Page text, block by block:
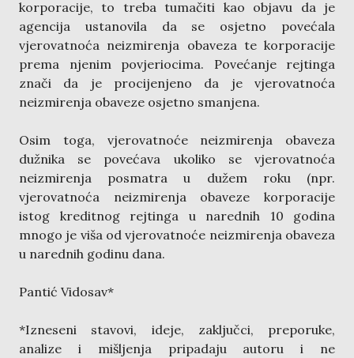
korporacije, to treba tumačiti kao objavu da je
agencija ustanovila da se osjetno povećala
vjerovatnoća neizmirenja obaveza te korporacije
prema njenim povjeriocima. Povećanje rejtinga
znači da je procijenjeno da je vjerovatnoća
neizmirenja obaveze osjetno smanjena.
Osim toga, vjerovatnoće neizmirenja obaveza
dužnika se povećava ukoliko se vjerovatnoća
neizmirenja posmatra u dužem roku (npr.
vjerovatnoća neizmirenja obaveze korporacije
istog kreditnog rejtinga u narednih 10 godina
mnogo je viša od vjerovatnoće neizmirenja obaveza
u narednih godinu dana.
Pantić Vidosav*
*Izneseni stavovi, ideje, zaključci, preporuke,
analize i mišljenja pripadaju autoru i ne